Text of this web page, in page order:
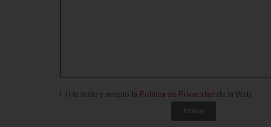
He leído y acepto la Politica de Privacidad de la Web
Enviar